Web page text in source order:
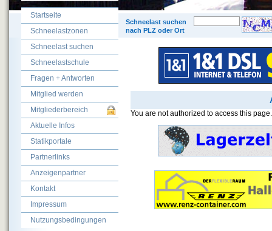
You are not authorized to access this page.
Schneelast suchen
nach PLZ oder Ort
Startseite
Schneelastzonen
Schneelast suchen
Schneelastschule
Fragen + Antworten
Mitglied werden
Mitgliederbereich
Aktuelle Infos
Statikportale
Partnerlinks
Anzeigenpartner
Kontakt
Impressum
Nutzungsbedingungen
©